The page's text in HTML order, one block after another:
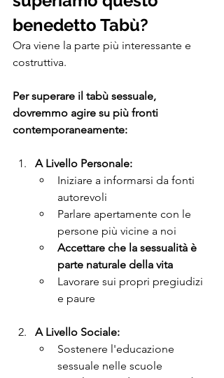
benedetto Tabù?
Ora viene la parte più interessante e
costruttiva.
Per superare il tabù sessuale,
dovremmo agire su più fronti
contemporaneamente:
A Livello Personale:
Iniziare a informarsi da fonti
autorevoli
Parlare apertamente con le
persone più vicine a noi
Accettare che la sessualità è
parte naturale della vita
Lavorare sui propri pregiudizi
e paure
A Livello Sociale:
Sostenere l'educazione
sessuale nelle scuole